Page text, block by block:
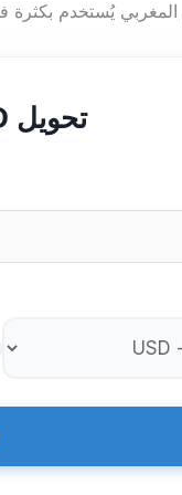
تحويل USD إلى MAD